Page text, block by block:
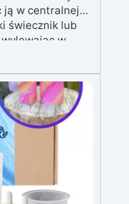
ją w centralnej
świecznik lub
w
klejnot
żywice, mydła
i elegancki
kreatywność,
walcowy!
cm, wymiary
* 12 cm